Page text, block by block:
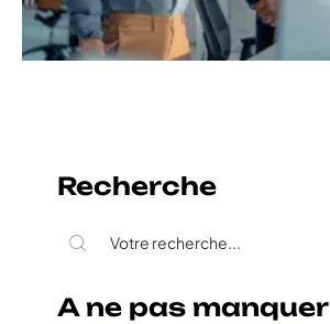
Recherche
A ne pas manquer